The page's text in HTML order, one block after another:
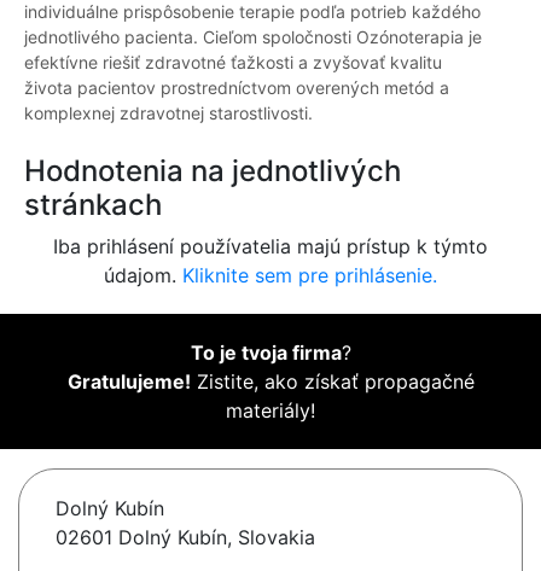
individuálne prispôsobenie terapie podľa potrieb každého
jednotlivého pacienta. Cieľom spoločnosti Ozónoterapia je
efektívne riešiť zdravotné ťažkosti a zvyšovať kvalitu
života pacientov prostredníctvom overených metód a
komplexnej zdravotnej starostlivosti.
Hodnotenia na jednotlivých
stránkach
Iba prihlásení používatelia majú prístup k týmto
údajom. Kliknite sem pre prihlásenie.
To je tvoja firma?
Gratulujeme! Zistite, ako získať propagačné
materiály!
Dolný Kubín
02601 Dolný Kubín, Slovakia